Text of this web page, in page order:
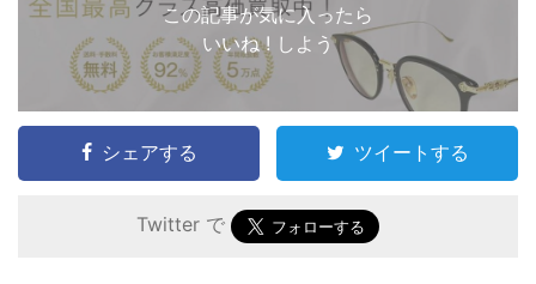
この記事が気に入ったら
いいね ! しよう
シェアする ツイートする
Twitter で